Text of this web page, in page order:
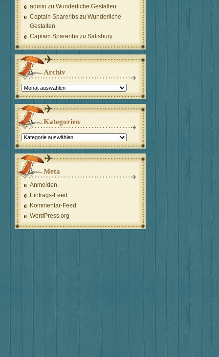
admin zu Wunderliche Gestalten
Captain Spareribs zu Wunderliche
Gestalten
Captain Spareribs zu Salisbury
Archiv
Archiv
Kategorien
Kategorien
Meta
Anmelden
Eintrags-Feed
Kommentar-Feed
WordPress.org